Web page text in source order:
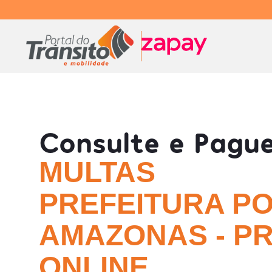
Consulte e
MULTAS
PREFEITURA
AMAZONAS - PR